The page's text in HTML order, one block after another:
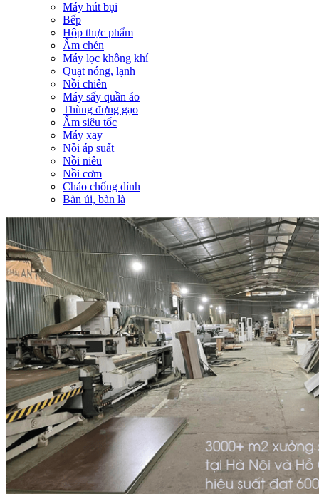
Máy hút bụi
Bếp
Hộp thực phẩm
Ấm chén
Máy lọc không khí
Quạt nóng, lạnh
Nồi chiên
Máy sấy quần áo
Thùng đựng gạo
Ấm siêu tốc
Máy xay
Nồi áp suất
Nồi niêu
Nồi cơm
Chảo chống dính
Bàn ủi, bàn là